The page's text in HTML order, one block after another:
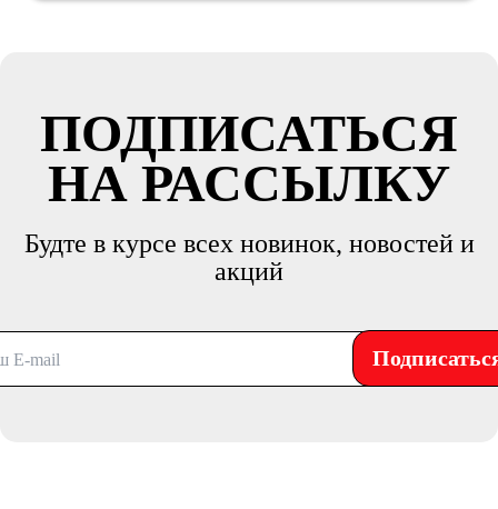
ПОДПИСАТЬСЯ
НА РАССЫЛКУ
Будте в курсе всех новинок, новостей и
акций